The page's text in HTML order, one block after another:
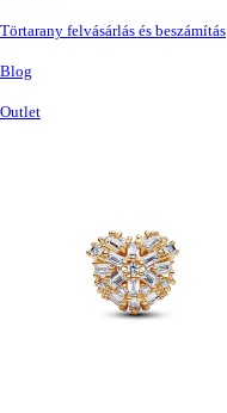
Törtarany felvásárlás és beszámítás
Blog
Outlet